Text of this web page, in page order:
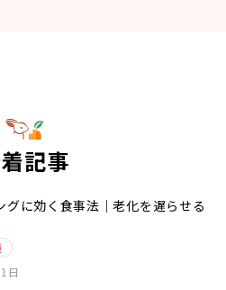
記事
グに効く食事法｜老化を遅らせる
日